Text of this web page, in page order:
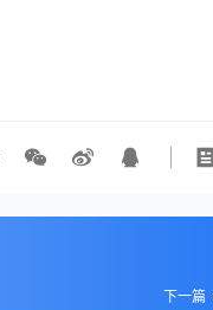
下一篇